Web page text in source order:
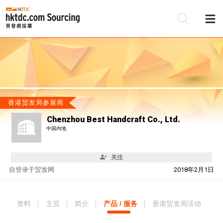
香港贸发局参展商
Chenzhou Best Handcraft Co., Ltd.
中国内地
关注
自 2018年2月1日
登录于贸发网
资料 主页 简介 产品 / 服务 香港贸发局活动